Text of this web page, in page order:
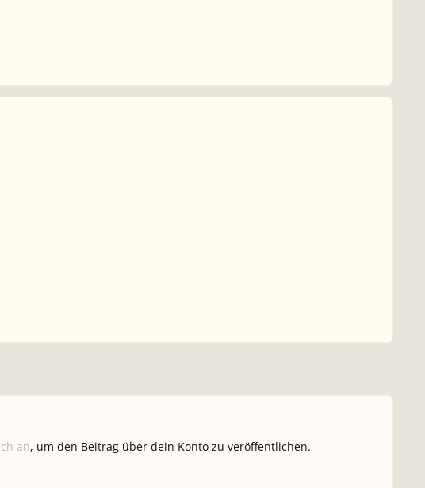
an, um den Beitrag über dein Konto zu veröffentlichen.